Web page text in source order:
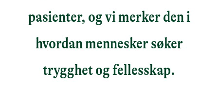
pasienter, og vi merker den i
hvordan mennesker søker
trygghet og fellesskap.